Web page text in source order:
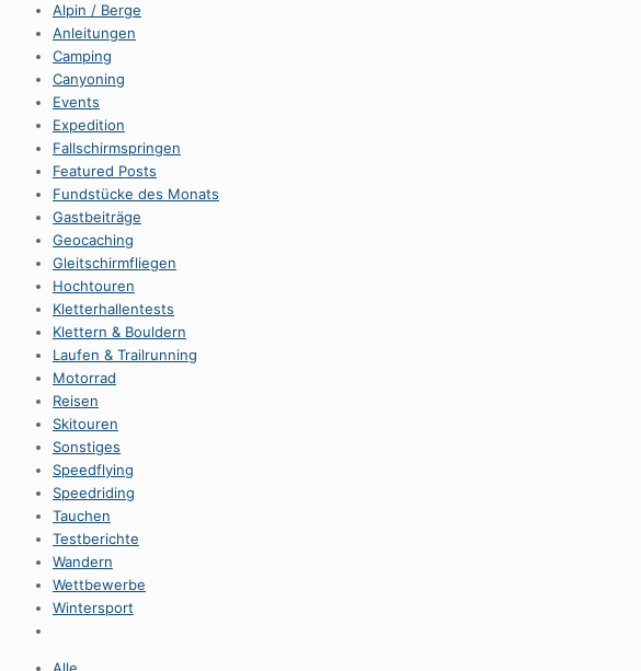
Alpin / Berge
Anleitungen
Camping
Canyoning
Events
Expedition
Fallschirmspringen
Featured Posts
Fundstücke des Monats
Gastbeiträge
Geocaching
Gleitschirmfliegen
Hochtouren
Kletterhallentests
Klettern & Bouldern
Laufen & Trailrunning
Motorrad
Reisen
Skitouren
Sonstiges
Speedflying
Speedriding
Tauchen
Testberichte
Wandern
Wettbewerbe
Wintersport